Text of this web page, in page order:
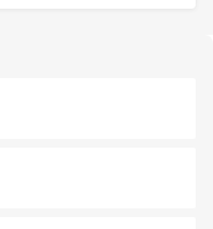
楽しめる外せないスポット